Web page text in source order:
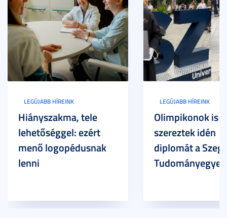
LEGÚJABB HÍREINK
Hiányszakma, tele
lehetőséggel: ezért
menő logopédusnak
lenni
LEGÚJABB HÍREINK
Olimpikonok is
szereztek idén
diplomát a